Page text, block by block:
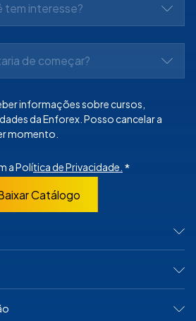
tem interesse?
de começar?
informações sobre cursos,
da Enforex. Posso cancelar a
momento.
a Política de Privacidade. *
Catálogo